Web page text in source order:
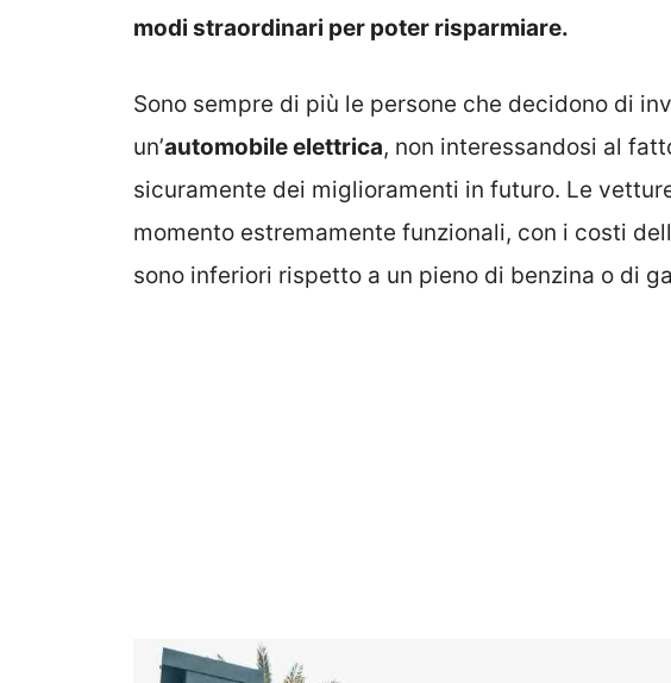
modi straordinari per poter risparmiare.
Sono sempre di più le persone che decidono di
un’automobile elettrica, non interessandosi al
sicuramente dei miglioramenti in futuro. Le
momento estremamente funzionali, con i costi
sono inferiori rispetto a un pieno di benzina o di